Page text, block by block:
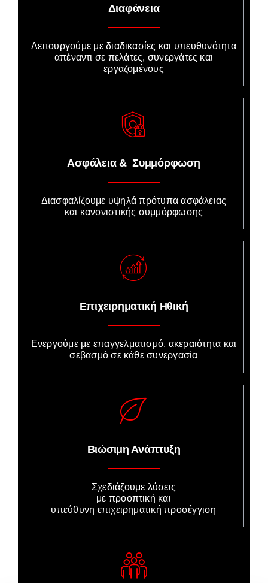
Διαφάνεια
Λειτουργούμε με διαδικασίες και υπευθυνότητα
απέναντι σε πελάτες, συνεργάτες και
εργαζομένους
Ασφάλεια & Συμμόρφωση
Διασφαλίζουμε υψηλά πρότυπα ασφάλειας
και κανονιστικής συμμόρφωσης
Επιχειρηματική Ηθική
Ενεργούμε με επαγγελματισμό, ακεραιότητα και
σεβασμό σε κάθε συνεργασία
Βιώσιμη Ανάπτυξη
Σχεδιάζουμε λύσεις
με προοπτική και
υπεύθυνη επιχειρηματική προσέγγιση